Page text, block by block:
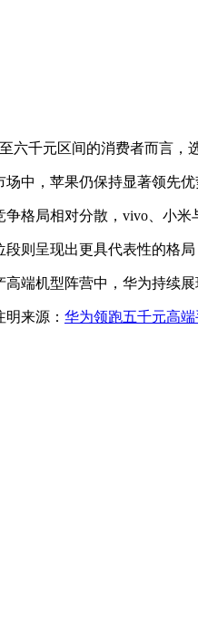
六千元区间的消费者而言，
中，苹果仍保持显著领先
格局相对分散，vivo、小
则呈现出更具代表性的格
端机型阵营中，华为持续
来源： 华为领跑五千元高